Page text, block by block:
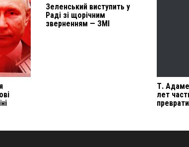
Зеленський виступить у
Раді зі щорічним
зверненням — ЗМІ
Т.
лет